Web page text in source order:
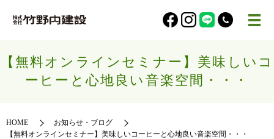
【無料オンラインセミナー】美味しいコ
ーヒーと心地良い音楽空間・・・
HOME
お知らせ・ブログ
【無料オンラインセミナー】美味しいコーヒーと心地良い音楽空間・・・